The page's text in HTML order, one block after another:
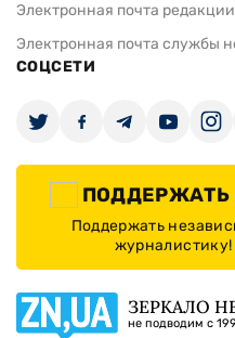
Электронная почта
Электронная почта службы
СОЦСЕТИ
ПОДДЕРЖАТЬ
Поддержать
журналистику!
ЗЕРКАЛО
не подводим с